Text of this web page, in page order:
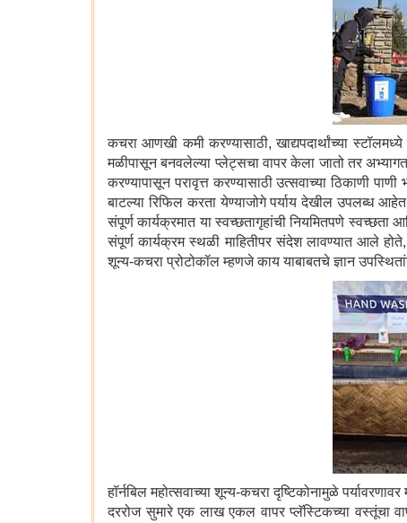
कचरा आणखी कमी करण्यासाठी, खाद्यपदार्थांच्या
मळीपासून बनवलेल्या प्लेट्सचा वापर केला जातो तर
करण्यापासून परावृत्त करण्यासाठी उत्सवाच्या ठिकाणी
बाटल्या रिफिल करता येण्याजोगे पर्याय देखील उपलब्ध
संपूर्ण कार्यक्रमात या स्वच्छतागृहांची नियमितपणे स्वच्छता
संपूर्ण कार्यक्रम स्थळी माहितीपर संदेश लावण्यात आले होते,
शून्य-कचरा प्रोटोकॉल म्हणजे काय याबाबतचे ज्ञान
हॉर्नबिल महोत्सवाच्या शून्य-कचरा दृष्टिकोनामुळे
दररोज सुमारे एक लाख एकल वापर प्लॅस्टिकच्या वस्तूंचा